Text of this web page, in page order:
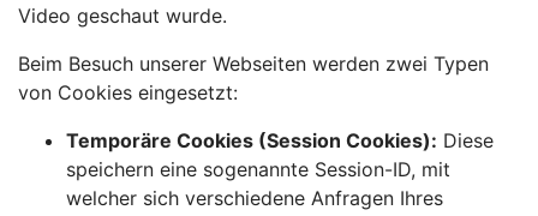
Video geschaut wurde.
Beim Besuch unserer Webseiten werden zwei Typen
von Cookies eingesetzt:
Temporäre Cookies (Session Cookies): Diese
speichern eine sogenannte Session-ID, mit
welcher sich verschiedene Anfragen Ihres